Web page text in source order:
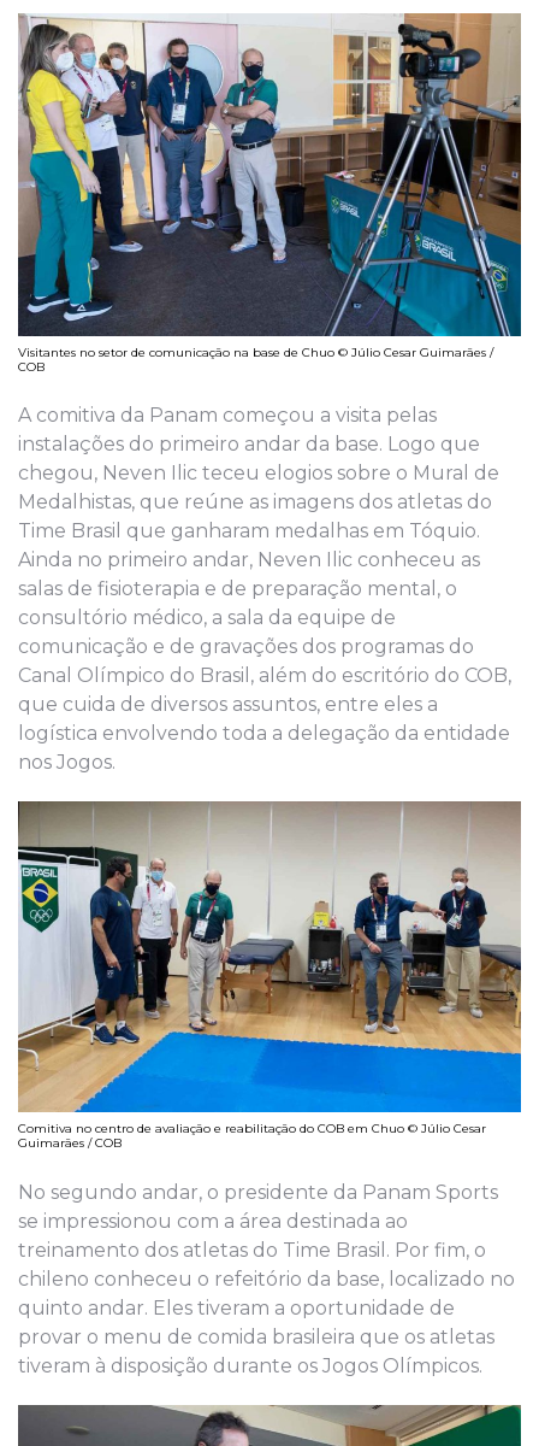
Visitantes no setor de comunicação na base de Chuo © Júlio Cesar Guimarães /
COB
A comitiva da Panam começou a visita pelas
instalações do primeiro andar da base. Logo que
chegou, Neven Ilic teceu elogios sobre o Mural de
Medalhistas, que reúne as imagens dos atletas do
Time Brasil que ganharam medalhas em Tóquio.
Ainda no primeiro andar, Neven Ilic conheceu as
salas de fisioterapia e de preparação mental, o
consultório médico, a sala da equipe de
comunicação e de gravações dos programas do
Canal Olímpico do Brasil, além do escritório do COB,
que cuida de diversos assuntos, entre eles a
logística envolvendo toda a delegação da entidade
nos Jogos.
Comitiva no centro de avaliação e reabilitação do COB em Chuo © Júlio Cesar
Guimarães / COB
No segundo andar, o presidente da Panam Sports
se impressionou com a área destinada ao
treinamento dos atletas do Time Brasil. Por fim, o
chileno conheceu o refeitório da base, localizado no
quinto andar. Eles tiveram a oportunidade de
provar o menu de comida brasileira que os atletas
tiveram à disposição durante os Jogos Olímpicos.